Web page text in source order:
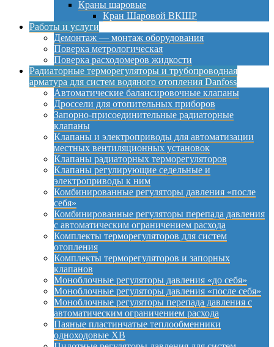
Краны шаровые
Кран Шаровой ВКШР
Работы и услуги
Демонтаж — монтаж оборудования
Поверка метрологическая
Поверка расходомеров жидкости
Радиаторные терморегуляторы и трубопроводная
арматура для систем водяного отопления Danfoss
Автоматические балансировочные клапаны
Дроссели для отопительных приборов
Запорно-присоединительные радиаторные
клапаны
Клапаны и электроприводы для автоматизации
местных вентиляционных установок
Клапаны радиаторных терморегуляторов
Клапаны регулирующие седельные и
электроприводы к ним
Комбинированные регуляторы давления «после
себя»
Комбинированные регуляторы перепада давления
с автоматическим ограничением расхода
Комплекты терморегуляторов для систем
отопления
Комплекты терморегуляторов и запорных
клапанов
Моноблочные регуляторы давления «до себя»
Моноблочные регуляторы давления «после себя»
Моноблочные регуляторы перепада давления с
автоматическим ограничением расхода
Паяные пластинчатые теплообменники
одноходовые XB